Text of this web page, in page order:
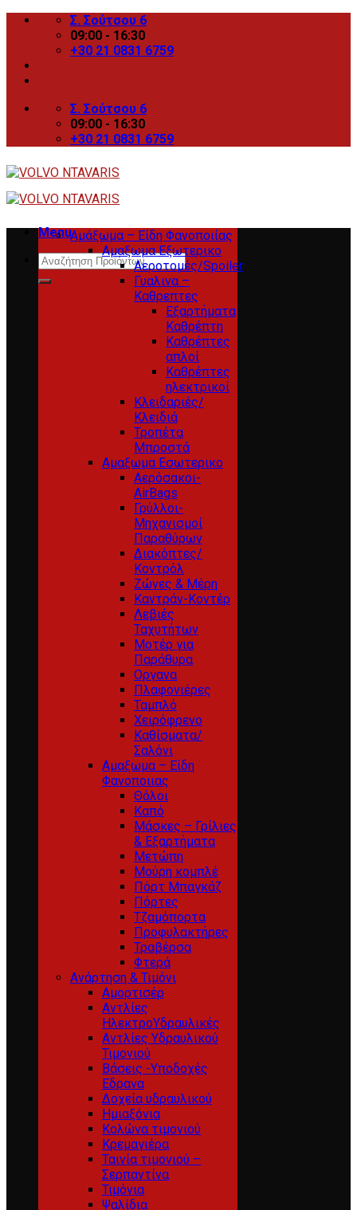
Skip
Σ. Σούτσου 6
09:00 - 16:30
+30 21 0831 6759
Σ. Σούτσου 6
09:00 - 16:30
+30 21 0831 6759
Menu
Search
for:
Αμάξωμα – Είδη Φανοποιίας
Αμαξωμα Εξωτερικο
Αεροτομές/Spoiler
Γυαλινα –
Καθρεπτες
Εξαρτήματα
Καθρέπτη
Καθρέπτες
απλοί
Καθρέπτες
ηλεκτρικοί
Κλειδαριές/
Κλειδιά
Τροπέτα
Μπροστά
Αμαξωμα Εσωτερικο
Αερόσακοι-
AirBags
Γρύλλοι-
Μηχανισμοί
Παραθύρων
Διακόπτες/
Κοντρόλ
Ζώνες & Μέρη
Καντράν-Κοντέρ
Λεβιές
Ταχυτήτων
Μοτέρ για
Παράθυρα
Οργανα
Πλαφονιέρες
Ταμπλό
Χειρόφρενο
Καθίσματα/
Σαλόνι
Αμαξωμα – Είδη
Φανοποιιας
Θόλοι
Καπό
Μάσκες – Γρίλιες
& Εξαρτήματα
Μετώπη
Μούρη κομπλέ
Πόρτ Μπαγκάζ
Πόρτες
Τζαμόπορτα
Προφυλακτήρες
Τραβέρσα
Φτερά
Ανάρτηση & Τιμόνι
Αμορτισέρ
Αντλίες
ΗλεκτροΥδραυλικές
Αντλίες Υδραυλικού
Τιμονιού
Βάσεις -Υποδοχές
Εδρανα
Δοχεία υδραυλικού
Ημιαξόνια
Κολώνα τιμονιού
Κρεμαγιέρα
Ταινία τιμονιού –
Σερπαντίνα
Τιμόνια
Ψαλίδια